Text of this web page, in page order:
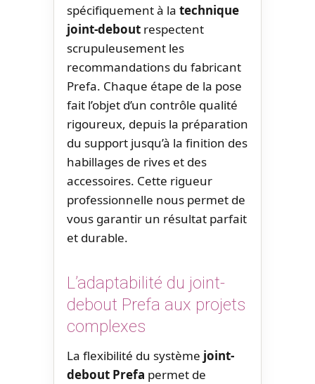
spécifiquement à la technique
joint-debout respectent
scrupuleusement les
recommandations du fabricant
Prefa. Chaque étape de la pose
fait l’objet d’un contrôle qualité
rigoureux, depuis la préparation
du support jusqu’à la finition des
habillages de rives et des
accessoires. Cette rigueur
professionnelle nous permet de
vous garantir un résultat parfait
et durable.
L’adaptabilité du joint-
debout Prefa aux projets
complexes
La flexibilité du système joint-
debout Prefa permet de